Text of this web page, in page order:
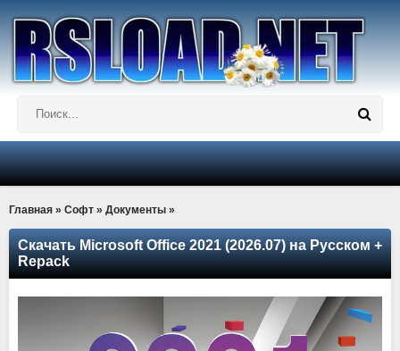
Главная » Софт » Документы »
Скачать Microsoft Office 2021 (2026.07) на Русском +
Repack